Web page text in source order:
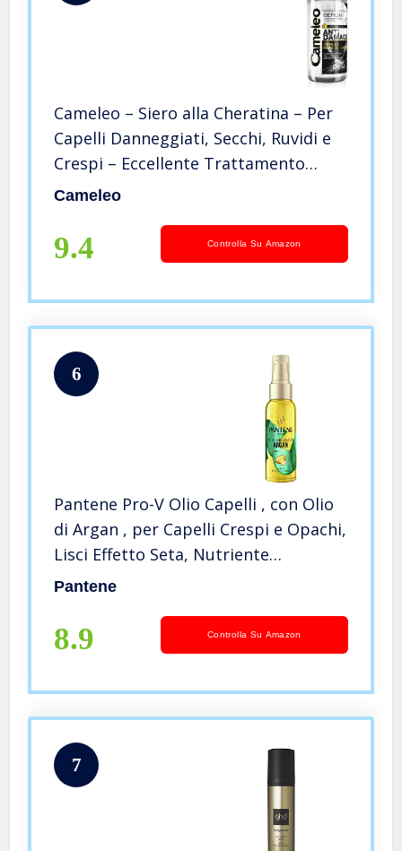
Cameleo – Siero alla Cheratina – Per
Capelli Danneggiati, Secchi, Ruvidi e
Crespi – Eccellente Trattamento
Rigenerante e Cura con Cheratina
Cameleo
9.4 Controlla Su Amazon
6
Pantene Pro-V Olio Capelli , con Olio
di Argan , per Capelli Crespi e Opachi,
Lisci Effetto Seta, Nutriente
Quotidiano, senza Risciacquo, 100ml
Pantene
8.9 Controlla Su Amazon
7